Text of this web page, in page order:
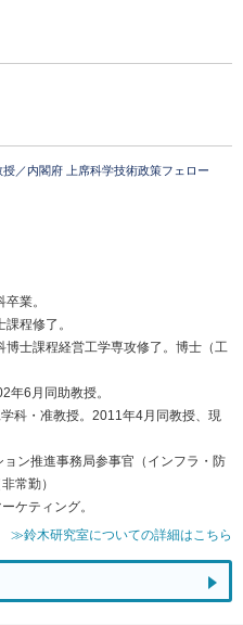
／内閣府 上席科学技術政策フェロー
業。
程修了。
士課程経営工学専攻修了。博士（工
年6月同助教授。
科・准教授。2011年4月同教授、現
ン推進事務局参事官（インフラ・防
常勤）
ケティング。
≫鈴木研究室についての詳細はこちら